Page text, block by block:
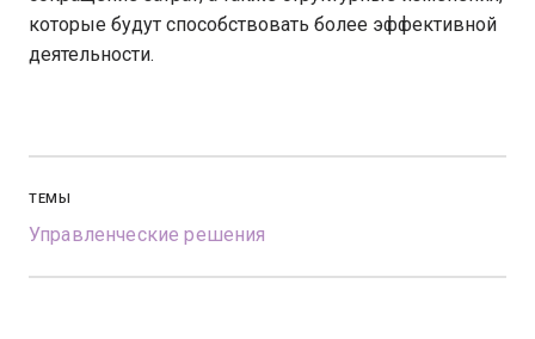
которые будут способствовать более эффективной
деятельности.
ТЕМЫ
Управленческие решения